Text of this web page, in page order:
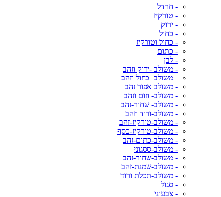
- חרדל
- טורקיז
- ירוק
- כחול
- כחול וטורקיז
- כתום
- לבן
- משולב -ירוק וזהב
- משולב -כחול וזהב
- משולב אפור זהב
- משולב- חום וזהב
- משולב- שחור-זהב
- משולב-ורוד וזהב
- משולב-טורקיז-זהב
- משולב-טורקיז-כסף
- משולב-כתום-זהב
- משולב-ססגוני
- משולב-שחור-זהב
- משולב-שמנת-זהב
- משולב-תכלת ורוד
- סגול
- צבעוני